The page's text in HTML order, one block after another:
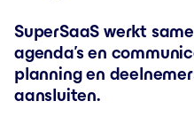
SuperSaaS werkt
agenda’s en
planning en
aansluiten.